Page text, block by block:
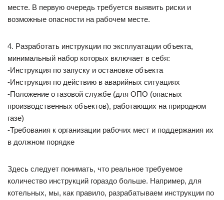
месте. В первую очередь требуется выявить риски и
возможные опасности на рабочем месте.
4. Разработать инструкции по эксплуатации объекта,
минимальный набор которых включает в себя:
-Инструкция по запуску и остановке объекта
-Инструкция по действию в аварийных ситуациях
-Положение о газовой службе (для ОПО (опасных
производственных объектов), работающих на природном
газе)
-Требования к организации рабочих мест и поддержания их
в должном порядке
Здесь следует понимать, что реальное требуемое
количество инструкций гораздо больше. Например, для
котельных, мы, как правило, разрабатываем инструкции по